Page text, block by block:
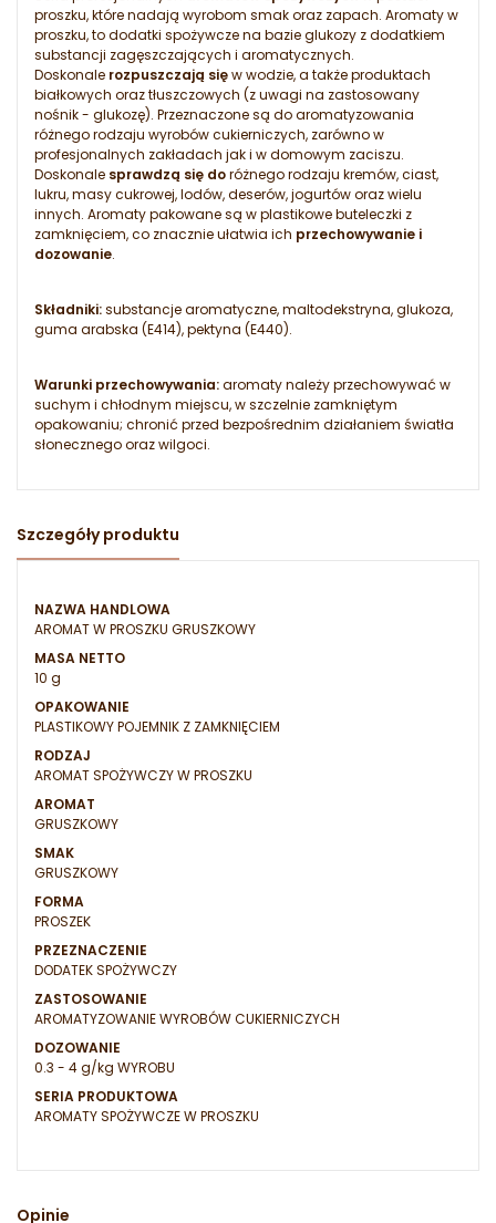
proszku, które nadają wyrobom smak oraz zapach. Aromaty w
proszku, to dodatki spożywcze na bazie glukozy z dodatkiem
substancji zagęszczających i aromatycznych.
Doskonale rozpuszczają sięw wodzie, a także produktach
białkowych oraz tłuszczowych (z uwagi na zastosowany
nośnik - glukozę). Przeznaczone są do aromatyzowania
różnego rodzaju wyrobów cukierniczych, zarówno w
profesjonalnych zakładach jak i w domowym zaciszu.
Doskonale sprawdzą się doróżnego rodzaju kremów, ciast,
lukru, masy cukrowej, lodów, deserów, jogurtów oraz wielu
innych. Aromaty pakowane są w plastikowe buteleczki z
zamknięciem, co znacznie ułatwia ich przechowywanie i
dozowanie.
Składniki:substancje aromatyczne, maltodekstryna, glukoza,
guma arabska (E414), pektyna (E440).
Warunki przechowywania:aromaty należy przechowywać w
suchym i chłodnym miejscu, w szczelnie zamkniętym
opakowaniu; chronić przed bezpośrednim działaniem światła
słonecznego oraz wilgoci.
Szczegóły produktu
NAZWA HANDLOWA
AROMAT W PROSZKU GRUSZKOWY
MASA NETTO
10 g
OPAKOWANIE
PLASTIKOWY POJEMNIK Z ZAMKNIĘCIEM
RODZAJ
AROMAT SPOŻYWCZY W PROSZKU
AROMAT
GRUSZKOWY
SMAK
GRUSZKOWY
FORMA
PROSZEK
PRZEZNACZENIE
DODATEK SPOŻYWCZY
ZASTOSOWANIE
AROMATYZOWANIE WYROBÓW CUKIERNICZYCH
DOZOWANIE
0.3 - 4 g/kg WYROBU
SERIA PRODUKTOWA
AROMATY SPOŻYWCZE W PROSZKU
Opinie